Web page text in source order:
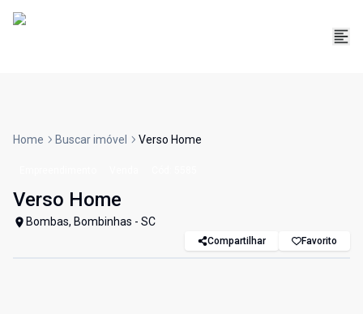
Home Buscar imóvel Verso Home
Verso Home
Bombas, Bombinhas - SC
Compartilhar Favorito